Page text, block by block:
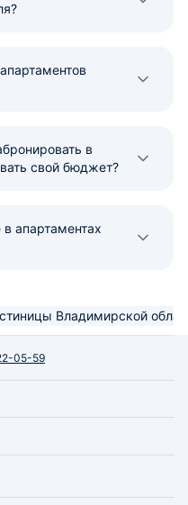
в
свой бюджет?
апартаментах
Владимирской
05-59